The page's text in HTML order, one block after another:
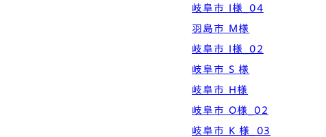
岐阜市 I様_04
羽島市 M様
岐阜市 I様_02
岐阜市 S 様
岐阜市 H様
岐阜市 O様_02
岐阜市 K 様_03